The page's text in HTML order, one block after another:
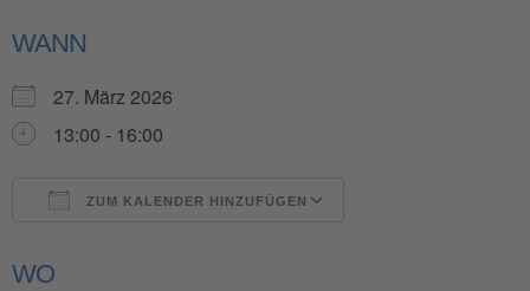
WANN
27. März 2026
13:00 - 16:00
ZUM KALENDER HINZUFÜGEN
WO